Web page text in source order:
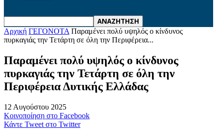
Αρχική ΓΕΓΟΝΟΤΑ Παραμένει πολύ υψηλός ο κίνδυνος
πυρκαγιάς την Τετάρτη σε όλη την Περιφέρεια...
Παραμένει πολύ υψηλός ο κίνδυνος
πυρκαγιάς την Τετάρτη σε όλη την
Περιφέρεια Δυτικής Ελλάδας
12 Αυγούστου 2025
Κοινοποίηση στο Facebook
Κάντε Tweet στο Twitter